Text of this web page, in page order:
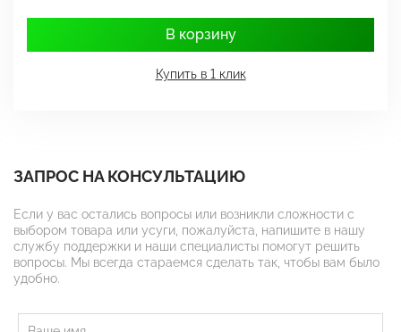
В корзину
Купить в 1 клик
ЗАПРОС НА КОНСУЛЬТАЦИЮ
Если у вас остались вопросы или возникли сложности с
выбором товара или усуги, пожалуйста, напишите в нашу
службу поддержки и наши специалисты помогут решить
вопросы. Мы всегда стараемся сделать так, чтобы вам было
удобно.